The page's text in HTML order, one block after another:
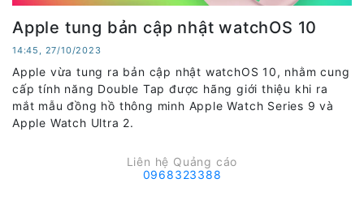
Apple tung bản cập nhật watchOS 10
14:45, 27/10/2023
Apple vừa tung ra bản cập nhật watchOS 10, nhằm cung
cấp tính năng Double Tap được hãng giới thiệu khi ra
mắt mẫu đồng hồ thông minh Apple Watch Series 9 và
Apple Watch Ultra 2.
Liên hệ Quảng cáo
0968323388